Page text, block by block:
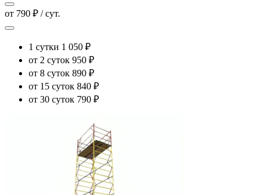
от 790 ₽ / сут.
1 сутки 1 050 ₽
от 2 суток 950 ₽
от 8 суток 890 ₽
от 15 суток 840 ₽
от 30 суток 790 ₽